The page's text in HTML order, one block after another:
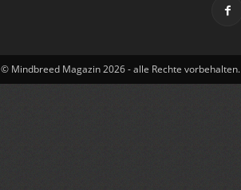
© Mindbreed Magazin 2026 - alle Rechte vorbehalten.